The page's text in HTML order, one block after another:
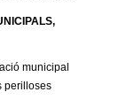
municipal
perilloses